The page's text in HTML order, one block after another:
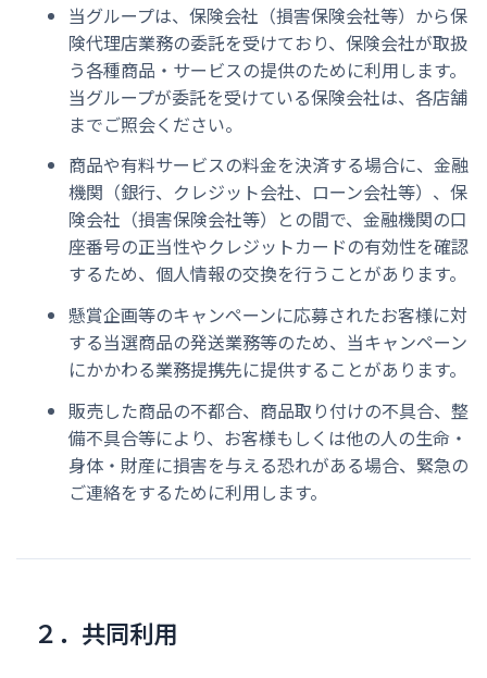
当グループは、保険会社（損害保険会社等）から保
険代理店業務の委託を受けており、保険会社が取扱
う各種商品・サービスの提供のために利用します。
当グループが委託を受けている保険会社は、各店舗
までご照会ください。
商品や有料サービスの料金を決済する場合に、金融
機関（銀行、クレジット会社、ローン会社等）、保
険会社（損害保険会社等）との間で、金融機関の口
座番号の正当性やクレジットカードの有効性を確認
するため、個人情報の交換を行うことがあります。
懸賞企画等のキャンペーンに応募されたお客様に対
する当選商品の発送業務等のため、当キャンペーン
にかかわる業務提携先に提供することがあります。
販売した商品の不都合、商品取り付けの不具合、整
備不具合等により、お客様もしくは他の人の生命・
身体・財産に損害を与える恐れがある場合、緊急の
ご連絡をするために利用します。
２．共同利用